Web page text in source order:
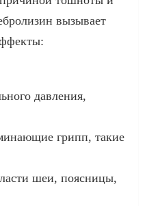
вызывает
давления,
грипп, такие
шеи, поясницы,